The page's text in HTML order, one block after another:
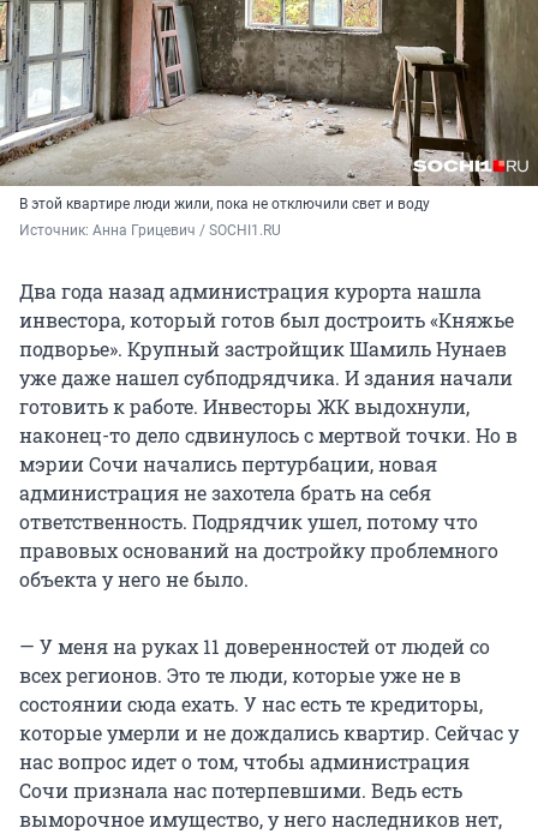
В этой квартире люди жили, пока не отключили свет и воду
Источник: Анна Грицевич / SOCHI1.RU
Два года назад администрация курорта нашла
инвестора, который готов был достроить «Княжье
подворье». Крупный застройщик Шамиль Нунаев
уже даже нашел субподрядчика. И здания начали
готовить к работе. Инвесторы ЖК выдохнули,
наконец-то дело сдвинулось с мертвой точки. Но в
мэрии Сочи начались пертурбации, новая
администрация не захотела брать на себя
ответственность. Подрядчик ушел, потому что
правовых оснований на достройку проблемного
объекта у него не было.
— У меня на руках 11 доверенностей от людей со
всех регионов. Это те люди, которые уже не в
состоянии сюда ехать. У нас есть те кредиторы,
которые умерли и не дождались квартир. Сейчас у
нас вопрос идет о том, чтобы администрация
Сочи признала нас потерпевшими. Ведь есть
выморочное имущество, у него наследников нет,